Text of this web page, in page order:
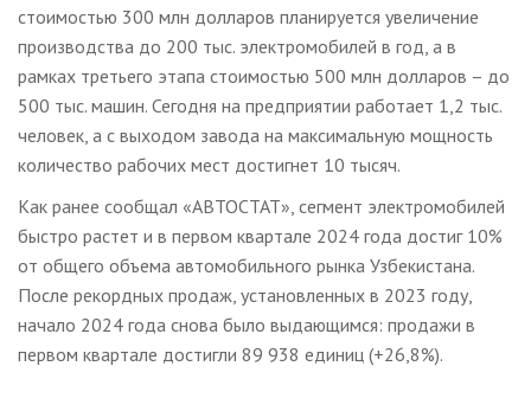
стоимостью 300 млн долларов планируется увеличение
производства до 200 тыс. электромобилей в год, а в
рамках третьего этапа стоимостью 500 млн долларов – до
500 тыс. машин. Сегодня на предприятии работает 1,2 тыс.
человек, а с выходом завода на максимальную мощность
количество рабочих мест достигнет 10 тысяч.
Как ранее сообщал «АВТОСТАТ», сегмент электромобилей
быстро растет и в первом квартале 2024 года достиг 10%
от общего объема автомобильного рынка Узбекистана.
После рекордных продаж, установленных в 2023 году,
начало 2024 года снова было выдающимся: продажи в
первом квартале достигли 89 938 единиц (+26,8%).